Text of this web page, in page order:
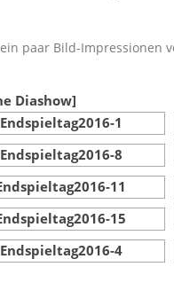
paar Bild-Impressionen
Diashow]